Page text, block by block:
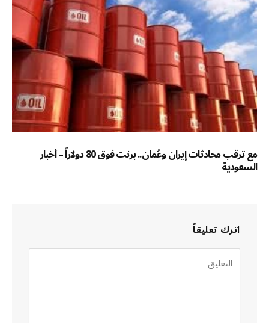
مع ترقب محادثات إيران وعُمان.. برنت فوق 80 دولاراً – أخبار
السعودية
اترك تعليقاً